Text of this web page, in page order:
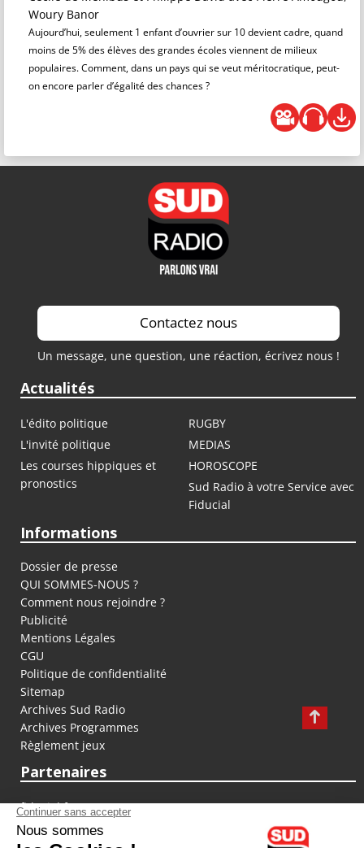
Woury Banor
Aujourd’hui, seulement 1 enfant d’ouvrier sur 10 devient cadre, quand
moins de 5% des élèves des grandes écoles viennent de milieux
populaires. Comment, dans un pays qui se veut méritocratique, peut-
on encore parler d’égalité des chances ?
Contactez nous
Un message, une question, une réaction, écrivez nous !
Actualités
L'édito politique
RUGBY
L'invité politique
MEDIAS
Les courses hippiques et
pronostics
HOROSCOPE
Sud Radio à votre Service avec
Fiducial
Informations
Dossier de presse
QUI SOMMES-NOUS ?
Comment nous rejoindre ?
Publicité
Mentions Légales
CGU
Politique de confidentialité
Sitemap
Archives Sud Radio
Archives Programmes
Règlement jeux
Partenaires
fiducial.fr
lyoncapitale.fr